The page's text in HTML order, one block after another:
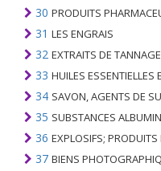
30 PRODUITS
31 LES ENGRAIS
32 EXTRAITS DE TANNAGE OU DE TEINTURE; TANINS ET LEURS DERIVES;
33 HUILES ESSENTIELLES ET RÉSINOÏDES;
34 SAVON, AGENTS DE SURFACE ORGANIQUES; LAVAGE, LUBRIFICATION, POLISSAGE OU PRÉPARATION À
35 SUBSTANCES
36 EXPLOSIFS; PRODUITS PYROTECHNIQUES;
37 BIENS